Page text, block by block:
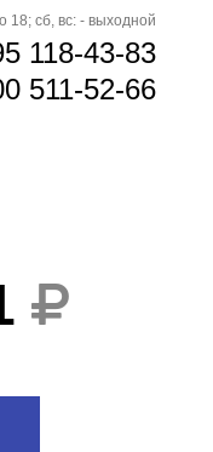
18; сб, вс: - выходной
118-43-83
511-52-66